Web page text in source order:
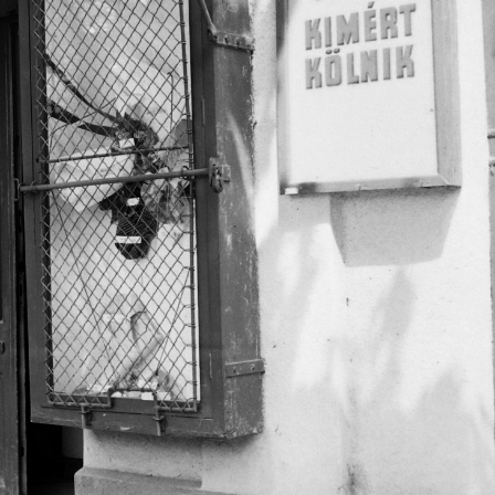
kérjük így adja meg: Fortepan / Budapest Főváros Levéltára. Levéltári jelzet: HU.BFL.XV.19.c.10
1963 · Budapest I.
Szilágyi Dezső tér. A kép forrását kérjük így adja meg: Fortepan / Budapest Főváros Levéltára. Levéltári jelzet: HU.BFL.XV.19.c.10
1963 · Budapest II.
budai alsó rakpart a Vitéz utca környékén, szemben a Margit híd. A kép forrását kérjük így adja
A kép forrását kérjük így adja meg: Fortepan / Budapest Főváros Levéltára. Levéltári jelzet: HU.BFL.XV.19.c.10
1963 · Budapest XI.
trafik a Hamzsabégi út - Vincellér utca sarkán. A kép forrását kérjük így adja meg: Fortepan / Budapest Főváros Levéltára. Levéltári jelzet: HU.BFL.XV.19.c.10
1963 ·
A kép forrását kérjük így adja meg: Fortepan / Budapest